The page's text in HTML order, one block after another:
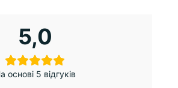
5,0
основі 5 відгуків